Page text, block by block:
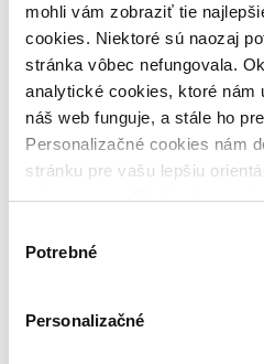
mohli vám zobraziť tie
cookies. Niektoré sú naozaj
stránka vôbec nefungovala.
analytické cookies, ktoré
náš web funguje, a stále ho
Personalizačné cookies nám
stránku pre vašu lepšiu
nám zas umožňujú
nám pomohlo, keby sme
súhlasu
Potrebné
Personalizačné
Vydavateľstvo
Franesa (1 titul) Franesa1
brožovaná väzba (1 titul)
Zúžiť výber
Zoradiť
Top hodnotené